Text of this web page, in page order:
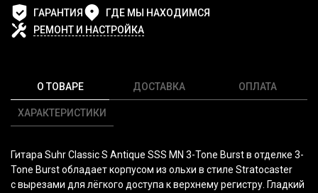
ГАРАНТИЯ
ГДЕ МЫ НАХОДИМСЯ
РЕМОНТ И НАСТРОЙКА
О ТОВАРЕ
ХАРАКТЕРИСТИКИ
ДОСТАВКА ОПЛАТА
Гитара Suhr Classic S Antique SSS MN 3-Tone Burst в отделке 3-
Tone Burst обладает корпусом из ольхи в стиле Stratocaster
с вырезами для лёгкого доступа к верхнему регистру. Гладкий